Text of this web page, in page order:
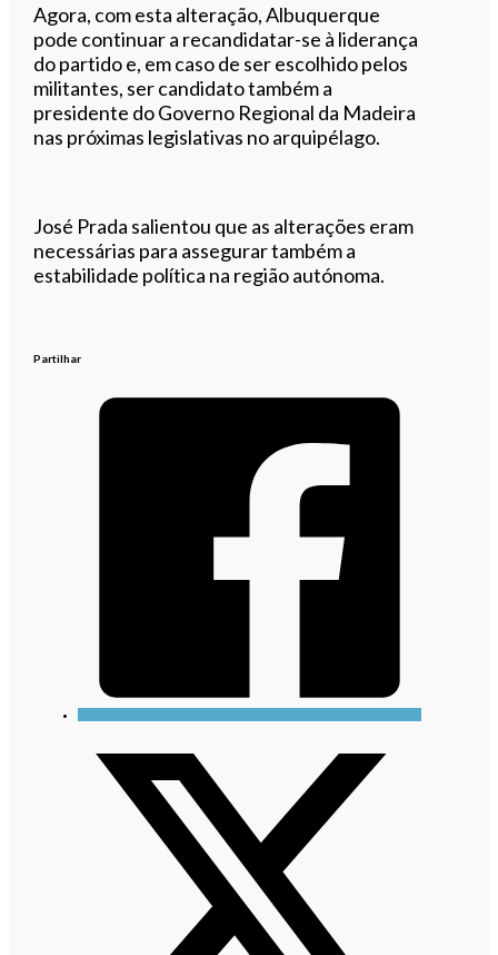
Agora, com esta alteração, Albuquerque
pode continuar a recandidatar-se à liderança
do partido e, em caso de ser escolhido pelos
militantes, ser candidato também a
presidente do Governo Regional da Madeira
nas próximas legislativas no arquipélago.
José Prada salientou que as alterações eram
necessárias para assegurar também a
estabilidade política na região autónoma.
Partilhar